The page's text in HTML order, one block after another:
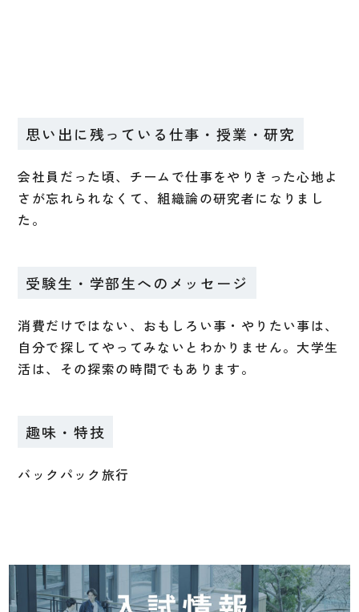
思い出に残っている仕事・授業・研究
会社員だった頃、チームで仕事をやりきった心地よ
さが忘れられなくて、組織論の研究者になりまし
た。
受験生・学部生へのメッセージ
消費だけではない、おもしろい事・やりたい事は、
自分で探してやってみないとわかりません。大学生
活は、その探索の時間でもあります。
趣味・特技
バックパック旅行